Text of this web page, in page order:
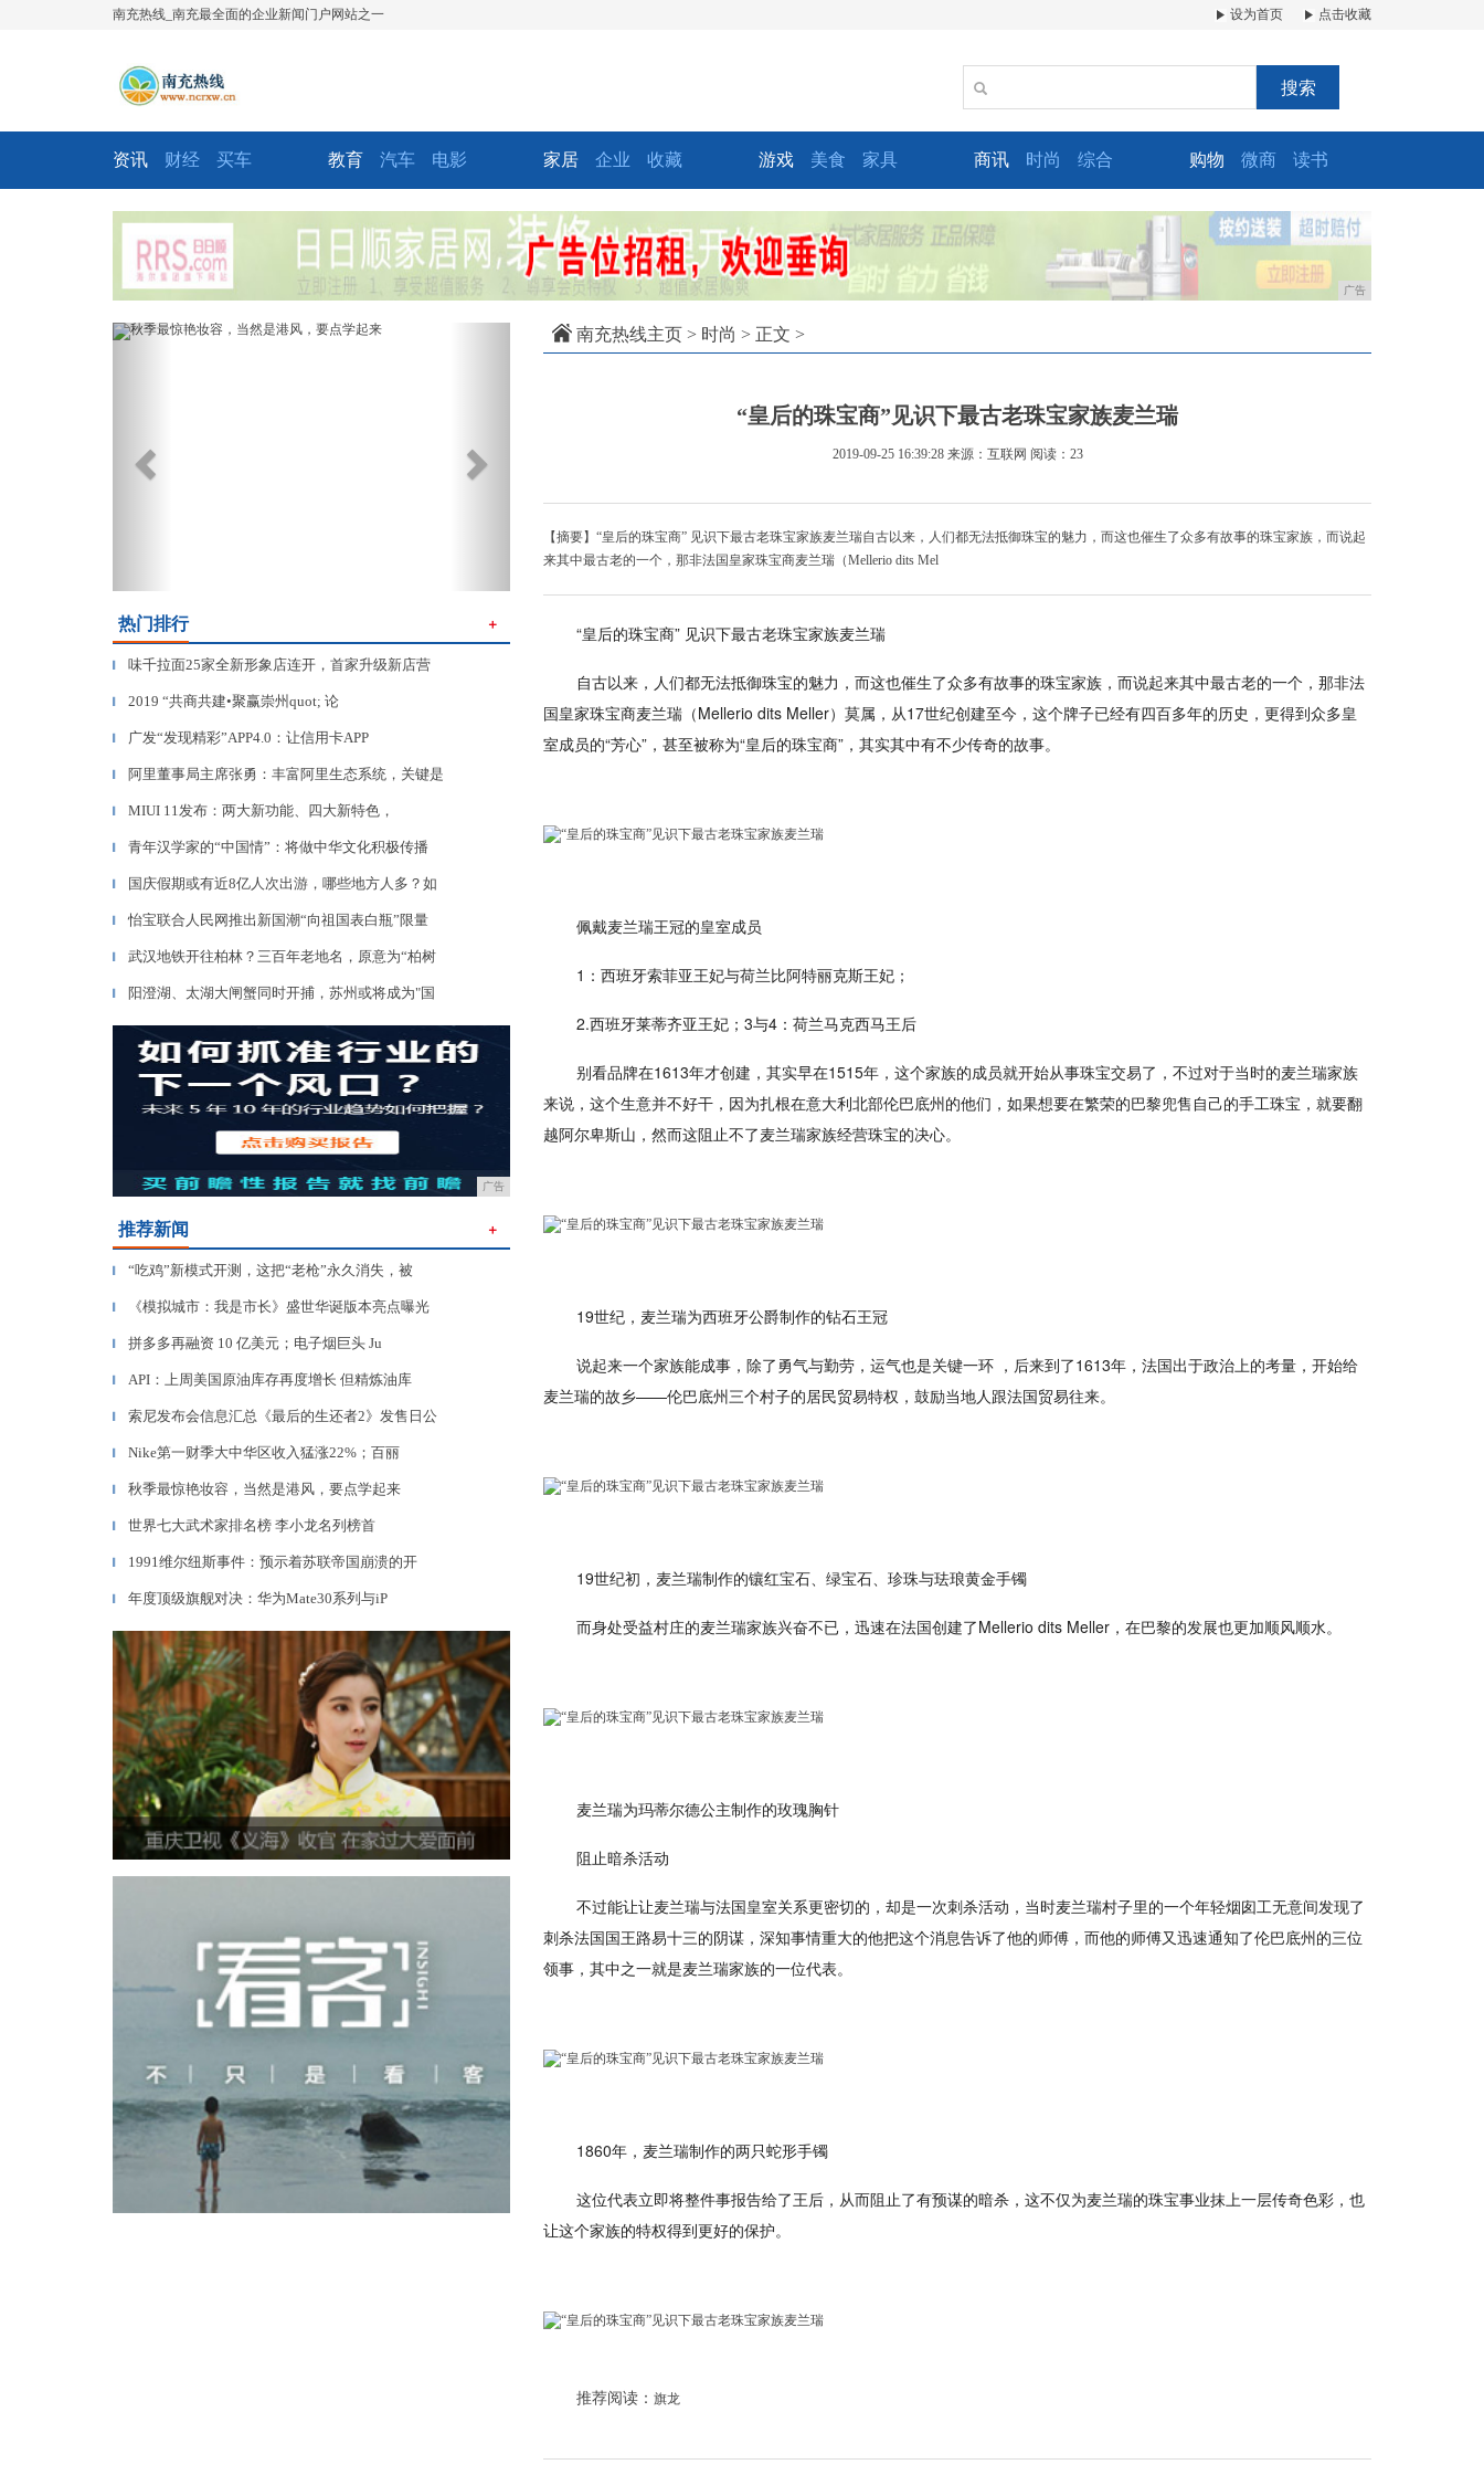
南充热线_南充最全面的企业新闻门户网站之一 设为首页 点击收藏
搜索
资讯 财经 买车 教育 汽车 电影 家居 企业 收藏 游戏 美食 家具 商讯 时尚 综合 购物 微商 读书
广告
Previous
热门排行 ＋
▎ 味千拉面25家全新形象店连开，首家升级新店营
▎ 2019 “共商共建•聚赢崇州quot; 论
▎ 广发“发现精彩”APP4.0：让信用卡APP
▎ 阿里董事局主席张勇：丰富阿里生态系统，关键是
▎ MIUI 11发布：两大新功能、四大新特色，
▎ 青年汉学家的“中国情”：将做中华文化积极传播
▎ 国庆假期或有近8亿人次出游，哪些地方人多？如
▎ 怡宝联合人民网推出新国潮“向祖国表白瓶”限量
▎ 武汉地铁开往柏林？三百年老地名，原意为“柏树
▎ 阳澄湖、太湖大闸蟹同时开捕，苏州或将成为"国
广告
推荐新闻 ＋
▎ “吃鸡”新模式开测，这把“老枪”永久消失，被
▎ 《模拟城市：我是市长》盛世华诞版本亮点曝光
▎ 拼多多再融资 10 亿美元；电子烟巨头 Ju
▎ API：上周美国原油库存再度增长 但精炼油库
▎ 索尼发布会信息汇总《最后的生还者2》发售日公
▎ Nike第一财季大中华区收入猛涨22%；百丽
▎ 秋季最惊艳妆容，当然是港风，要点学起来
▎ 世界七大武术家排名榜 李小龙名列榜首
▎ 1991维尔纽斯事件：预示着苏联帝国崩溃的开
▎ 年度顶级旗舰对决：华为Mate30系列与iP
南充热线主页 > 时尚 > 正文 >
“皇后的珠宝商”见识下最古老珠宝家族麦兰瑞
2019-09-25 16:39:28 来源：互联网 阅读：23
【摘要】“皇后的珠宝商” 见识下最古老珠宝家族麦兰瑞自古以来，人们都无法抵御珠宝的魅力，而这也催生了众多有故事的珠宝家族，而说起
来其中最古老的一个，那非法国皇家珠宝商麦兰瑞（Mellerio dits Mel
“皇后的珠宝商” 见识下最古老珠宝家族麦兰瑞
自古以来，人们都无法抵御珠宝的魅力，而这也催生了众多有故事的珠宝家族，而说起来其中最古老的一个，那非法
国皇家珠宝商麦兰瑞（Mellerio dits Meller）莫属，从17世纪创建至今，这个牌子已经有四百多年的历史，更得到众多皇
室成员的“芳心”，甚至被称为“皇后的珠宝商”，其实其中有不少传奇的故事。
佩戴麦兰瑞王冠的皇室成员
1：西班牙索菲亚王妃与荷兰比阿特丽克斯王妃；
2.西班牙莱蒂齐亚王妃；3与4：荷兰马克西马王后
别看品牌在1613年才创建，其实早在1515年，这个家族的成员就开始从事珠宝交易了，不过对于当时的麦兰瑞家族
来说，这个生意并不好干，因为扎根在意大利北部伦巴底州的他们，如果想要在繁荣的巴黎兜售自己的手工珠宝，就要翻
越阿尔卑斯山，然而这阻止不了麦兰瑞家族经营珠宝的决心。
19世纪，麦兰瑞为西班牙公爵制作的钻石王冠
说起来一个家族能成事，除了勇气与勤劳，运气也是关键一环 ，后来到了1613年，法国出于政治上的考量，开始给
麦兰瑞的故乡——伦巴底州三个村子的居民贸易特权，鼓励当地人跟法国贸易往来。
19世纪初，麦兰瑞制作的镶红宝石、绿宝石、珍珠与珐琅黄金手镯
而身处受益村庄的麦兰瑞家族兴奋不已，迅速在法国创建了Mellerio dits Meller，在巴黎的发展也更加顺风顺水。
麦兰瑞为玛蒂尔德公主制作的玫瑰胸针
阻止暗杀活动
不过能让让麦兰瑞与法国皇室关系更密切的，却是一次刺杀活动，当时麦兰瑞村子里的一个年轻烟囱工无意间发现了
刺杀法国国王路易十三的阴谋，深知事情重大的他把这个消息告诉了他的师傅，而他的师傅又迅速通知了伦巴底州的三位
领事，其中之一就是麦兰瑞家族的一位代表。
1860年，麦兰瑞制作的两只蛇形手镯
这位代表立即将整件事报告给了王后，从而阻止了有预谋的暗杀，这不仅为麦兰瑞的珠宝事业抹上一层传奇色彩，也
让这个家族的特权得到更好的保护。
推荐阅读： 旗龙